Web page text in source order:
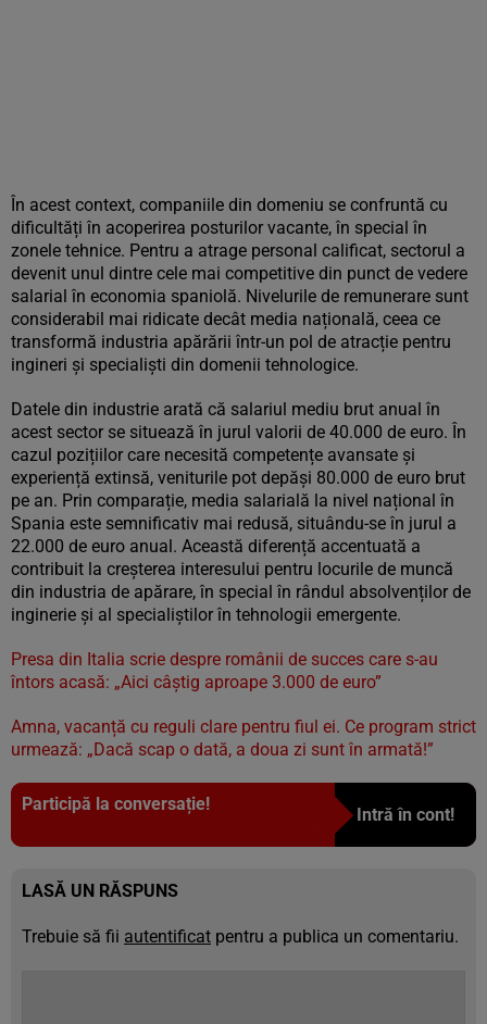
În acest context, companiile din domeniu se confruntă cu
dificultăți în acoperirea posturilor vacante, în special în
zonele tehnice. Pentru a atrage personal calificat, sectorul a
devenit unul dintre cele mai competitive din punct de vedere
salarial în economia spaniolă. Nivelurile de remunerare sunt
considerabil mai ridicate decât media națională, ceea ce
transformă industria apărării într-un pol de atracție pentru
ingineri și specialiști din domenii tehnologice.
Datele din industrie arată că salariul mediu brut anual în
acest sector se situează în jurul valorii de 40.000 de euro. În
cazul pozițiilor care necesită competențe avansate și
experiență extinsă, veniturile pot depăși 80.000 de euro brut
pe an. Prin comparație, media salarială la nivel național în
Spania este semnificativ mai redusă, situându-se în jurul a
22.000 de euro anual. Această diferență accentuată a
contribuit la creșterea interesului pentru locurile de muncă
din industria de apărare, în special în rândul absolvenților de
inginerie și al specialiștilor în tehnologii emergente.
Presa din Italia scrie despre românii de succes care s-au
întors acasă: „Aici câștig aproape 3.000 de euro”
Amna, vacanță cu reguli clare pentru fiul ei. Ce program strict
urmează: „Dacă scap o dată, a doua zi sunt în armată!”
Participă la conversație!
Intră în cont!
LASĂ UN RĂSPUNS
Trebuie să fii autentificat pentru a publica un comentariu.